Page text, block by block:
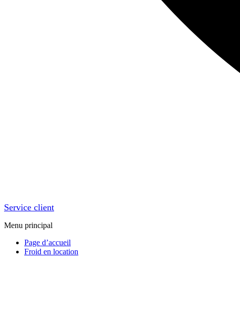
Service client
Menu principal
Page d’accueil
Froid en location